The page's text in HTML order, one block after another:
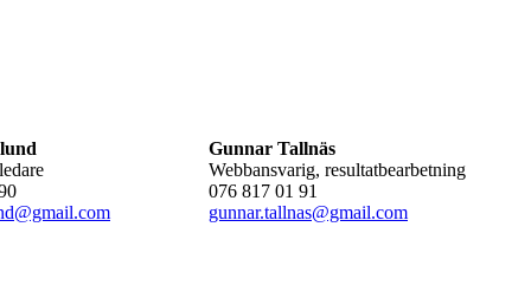
Gunnar Tallnäs
Webbansvarig, resultatbearbetning
076 817 01 91
gunnar.tallnas@gmail.com